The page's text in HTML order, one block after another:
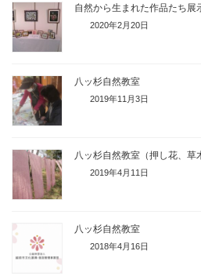
自然から生まれた作品たち展
2020年2月20日
八ッ杉自然教室
2019年11月3日
八ッ杉自然教室（押し花、草
2019年4月11日
八ッ杉自然教室
2018年4月16日